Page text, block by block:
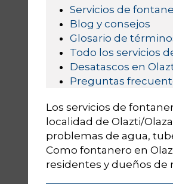
Servicios de
Blog y consejos
Glosario de
Todo los servicios
Desatascos en
Preguntas
Los servicios de
localidad de Olazti/
problemas de agua,
Como fontanero en
residentes y dueños de